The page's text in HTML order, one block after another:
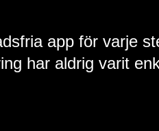
app för varje
har aldrig varit